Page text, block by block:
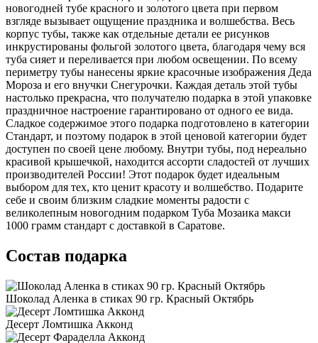
новогодней тубе красного и золотого цвета при первом
взгляде вызывает ощущение праздника и волшебства. Весь
корпус тубы, также как отдельные детали ее рисунков
инкрустированы фольгой золотого цвета, благодаря чему вся
туба сияет и переливается при любом освещении. По всему
периметру тубы нанесены яркие красочные изображения Деда
Мороза и его внучки Снегурочки. Каждая деталь этой тубы
настолько прекрасна, что получателю подарка в этой упаковке
праздничное настроение гарантировано от одного ее вида.
Сладкое содержимое этого подарка подготовлено в категории
Стандарт, и поэтому подарок в этой ценовой категории будет
доступен по своей цене любому. Внутри тубы, под нереально
красивой крышечкой, находится ассорти сладостей от лучших
производителей России! Этот подарок будет идеальным
выбором для тех, кто ценит красоту и волшебство. Подарите
себе и своим близким сладкие моменты радости с
великолепным новогодним подарком Туба Мозаика макси
1000 грамм стандарт с доставкой в Саратове.
Состав подарка
Шоколад Аленка в стиках 90 гр. Красный Октябрь
Десерт Ломтишка Акконд